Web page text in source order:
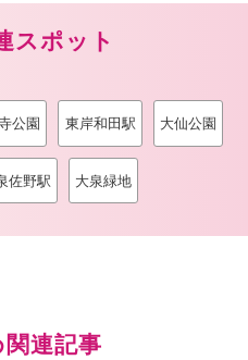
スポット
公園 東岸和田駅 大仙公園
佐野駅 大泉緑地
連記事